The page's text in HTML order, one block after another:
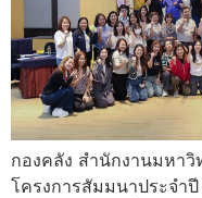
กองคลัง สำนักงานมหาวิ
โครงการสัมมนาประจำ